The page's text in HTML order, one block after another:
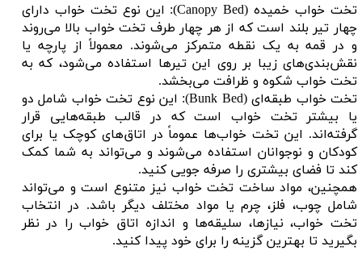
تخت خواب خمیده (Canopy Bed): این نوع تخت خواب دارای
چهار تیر بلند است که از هر چهار طرف تخت خواب بالا می‌روند
و در قمه به یک نقطه متمرکز می‌شوند. معمولاً از پارچه یا
نقش‌بندی‌های زیبا بر روی این تیرها استفاده می‌شود، که به
تخت خواب شکوه و ظرافت می‌بخشد.
تخت خواب طبقه‌ای (Bunk Bed): این نوع تخت خواب شامل دو
یا بیشتر تخت خواب است که در قالب طبقه‌هایی قرار
گرفته‌اند. این تخت خواب‌ها عموماً در اتاق‌های کوچک یا برای
کودکان و نوجوانان استفاده می‌شوند و می‌تواند به شما کمک
کند تا فضای بیشتری را صرفه جویی کنید.
همچنین، مواد ساخت تخت خواب نیز متنوع است و می‌تواند
شامل چوب، فلز، چرم یا مواد مختلف دیگر باشد. در انتخاب
تخت خواب، نیازها، سلیقه‌ها و اندازه اتاق خواب را در نظر
بگیرید تا بهترین گزینه را برای خود پیدا کنید.